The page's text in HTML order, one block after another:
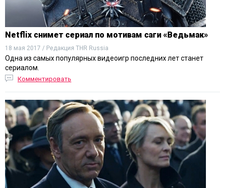
Netflix снимет сериал по мотивам саги «Ведьмак»
18 мая 2017 / Редакция THR Russia
Одна из самых популярных видеоигр последних лет станет
сериалом.
Комментировать